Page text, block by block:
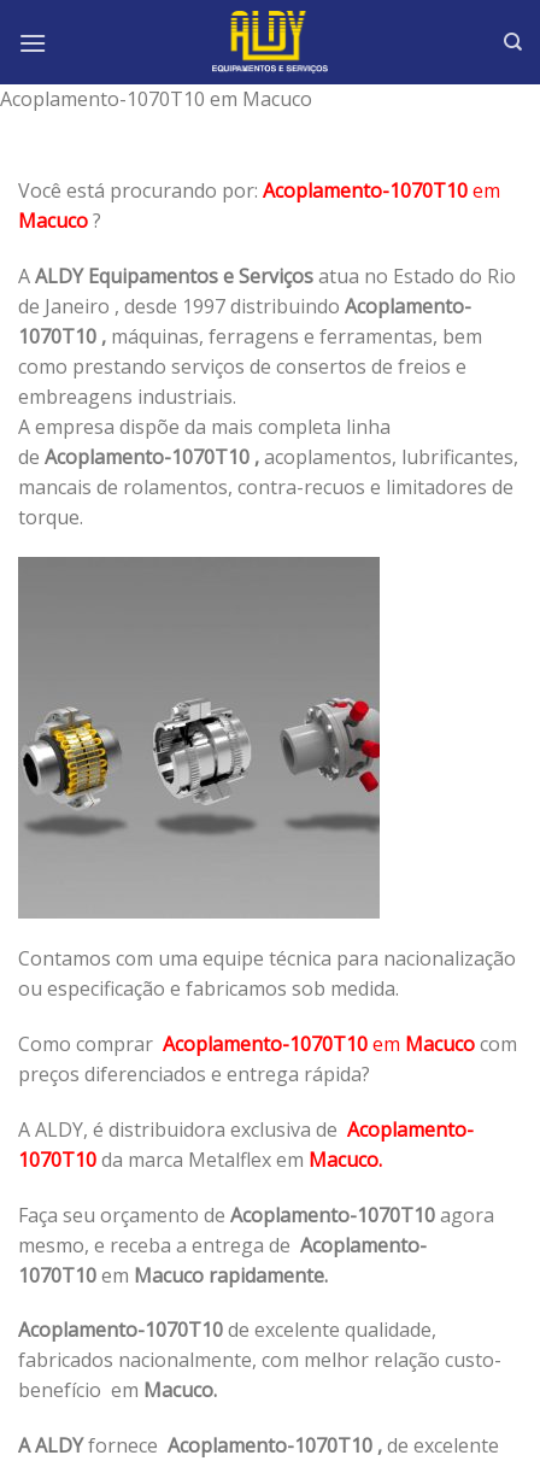
Acoplamento-1070T10 em Macuco
Você está procurando por: Acoplamento-1070T10em
Macuco?
AALDY Equipamentos e Serviçosatua no Estado do Rio
de Janeiro , desde 1997 distribuindo Acoplamento-
1070T10 , máquinas, ferragens e ferramentas, bem
como prestando serviços de consertos de freios e
embreagens industriais.
A empresa dispõe da mais completa linha
de Acoplamento-1070T10 ,acoplamentos, lubrificantes,
mancais de rolamentos, contra-recuos e limitadores de
torque.
Contamos com uma equipe técnica para nacionalização
ou especificação e fabricamos sob medida.
Como comprar Acoplamento-1070T10em Macucocom
preços diferenciados e entrega rápida?
A ALDY, é distribuidora exclusiva de Acoplamento-
1070T10da marca Metalflex em Macuco.
Faça seu orçamento de Acoplamento-1070T10agora
mesmo, e receba a entrega de Acoplamento-
1070T10em Macuco rapidamente.
Acoplamento-1070T10de excelente qualidade,
fabricados nacionalmente, com melhor relação custo-
benefício em Macuco.
A ALDYfornece Acoplamento-1070T10 ,de excelente